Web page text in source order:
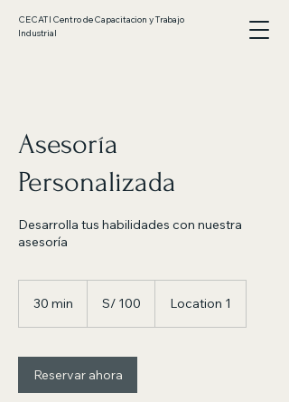
CECATI Centro de Capacitacion y Trabajo
Industrial
Asesoría
Personalizada
Desarrolla tus habilidades con nuestra
asesoría
30 min
m
i
n
peruanos
S/ 100 Location 1
Reservar ahora